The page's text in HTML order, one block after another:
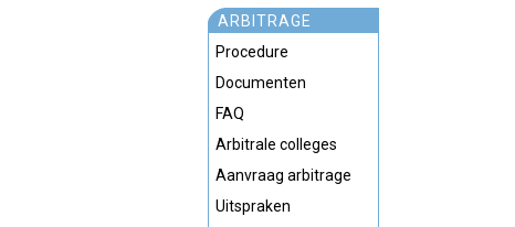
ARBITRAGE
Procedure
Documenten
FAQ
Arbitrale colleges
Aanvraag arbitrage
Uitspraken